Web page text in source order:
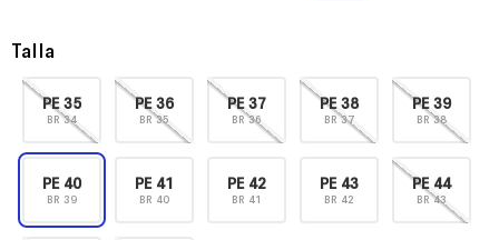
Talla
PE35
BR34
PE36
BR35
PE37
BR36
PE38
BR37
PE39
BR38
PE 40
BR 39
PE 41
BR 40
PE 42
BR 41
PE 43
BR 42
PE 44
BR43